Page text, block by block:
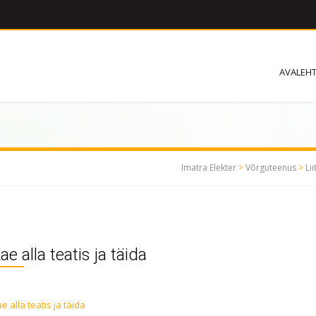
AVALEHT
Imatra Elekter >Võrguteenus >
alla teatis ja täida
alla teatis ja täida